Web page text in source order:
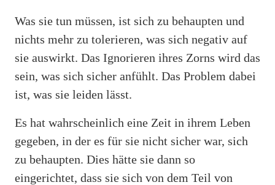
Was sie tun müssen, ist sich zu behaupten und
nichts mehr zu tolerieren, was sich negativ auf
sie auswirkt. Das Ignorieren ihres Zorns wird das
sein, was sich sicher anfühlt. Das Problem dabei
ist, was sie leiden lässt.
Es hat wahrscheinlich eine Zeit in ihrem Leben
gegeben, in der es für sie nicht sicher war, sich
zu behaupten. Dies hätte sie dann so
eingerichtet, dass sie sich von dem Teil von